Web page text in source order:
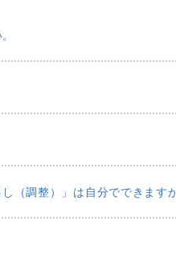
（調整）」は自分でできます